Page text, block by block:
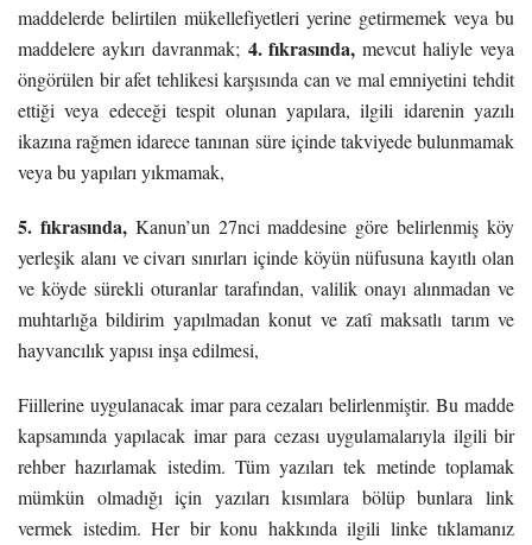
maddelerde belirtilen mükellefiyetleri yerine getirmemek veya bu
maddelere aykırı davranmak; 4. fıkrasında, mevcut haliyle veya
öngörülen bir afet tehlikesi karşısında can ve mal emniyetini tehdit
ettiği veya edeceği tespit olunan yapılara, ilgili idarenin yazılı
ikazına rağmen idarece tanınan süre içinde takviyede bulunmamak
veya bu yapıları yıkmamak,
5. fıkrasında,Kanun’un 27nci maddesine göre belirlenmiş köy
yerleşik alanı ve civarı sınırları içinde köyün nüfusuna kayıtlı olan
ve köyde sürekli oturanlar tarafından, valilik onayı alınmadan ve
muhtarlığa bildirim yapılmadan konut ve zatî maksatlı tarım ve
hayvancılık yapısı inşa edilmesi,
Fiillerine uygulanacak imar para cezaları belirlenmiştir. Bu madde
kapsamında yapılacak imar para cezası uygulamalarıyla ilgili bir
rehber hazırlamak istedim. Tüm yazıları tek metinde toplamak
mümkün olmadığı için yazıları kısımlara bölüp bunlara link
vermek istedim. Her bir konu hakkında ilgili linke tıklamanız